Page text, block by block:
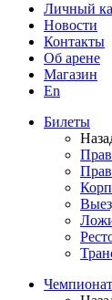
Личный
Новости
Контакты
Об арене
Магазин
En
Билеты
Чемпионат